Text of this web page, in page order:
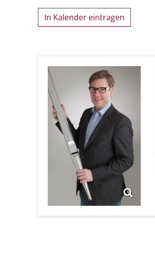
In Kalender eintragen